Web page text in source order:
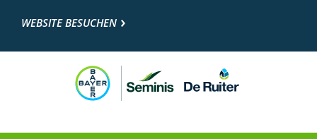
WEBSITE BESUCHEN